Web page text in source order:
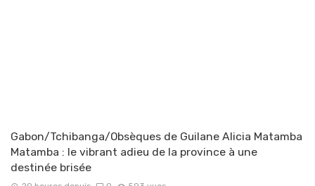
Gabon/Tchibanga/Obsèques de Guilane Alicia Matamba
Matamba : le vibrant adieu de la province à une
destinée brisée